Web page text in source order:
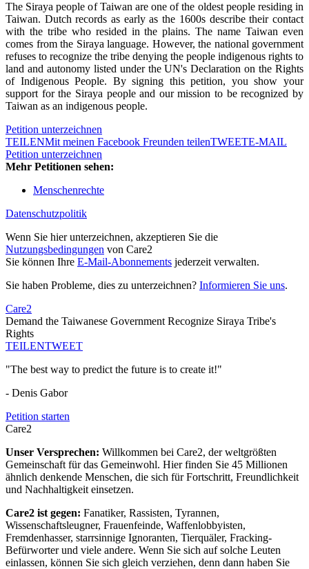
The Siraya people of Taiwan are one of the oldest people residing in
Taiwan. Dutch records as early as the 1600s describe their contact
with the tribe who resided in the plains. The name Taiwan even
comes from the Siraya language. However, the national government
refuses to recognize the tribe denying the people indigenous rights to
land and autonomy listed under the UN's Declaration on the Rights
of Indigenous People. By signing this petition, you show your
support for the Siraya people and our mission to be recognized by
Taiwan as an indigenous people.
Petition unterzeichnen
TEILENMit meinen Facebook Freunden teilenTWEETE-MAIL
Petition unterzeichnen
Mehr Petitionen sehen:
Menschenrechte
Datenschutzpolitik
Wenn Sie hier unterzeichnen, akzeptieren Sie die
Nutzungsbedingungen von Care2
Sie können Ihre E-Mail-Abonnements jederzeit verwalten.
Sie haben Probleme, dies zu unterzeichnen? Informieren Sie uns.
Care2
Demand the Taiwanese Government Recognize Siraya Tribe's
Rights
TEILENTWEET
"The best way to predict the future is to create it!"
- Denis Gabor
Petition starten
Care2
Unser Versprechen: Willkommen bei Care2, der weltgrößten
Gemeinschaft für das Gemeinwohl. Hier finden Sie 45 Millionen
ähnlich denkende Menschen, die sich für Fortschritt, Freundlichkeit
und Nachhaltigkeit einsetzen.
Care2 ist gegen: Fanatiker, Rassisten, Tyrannen,
Wissenschaftsleugner, Frauenfeinde, Waffenlobbyisten,
Fremdenhasser, starrsinnige Ignoranten, Tierquäler, Fracking-
Befürworter und viele andere. Wenn Sie sich auf solche Leuten
einlassen, können Sie sich gleich verziehen, denn dann haben Sie